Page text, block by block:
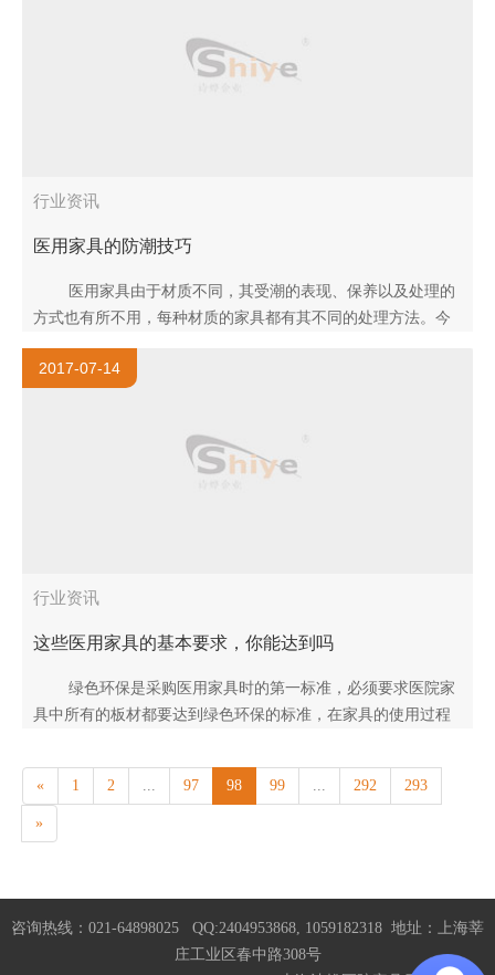
行业资讯
医用家具的防潮技巧
医用家具由于材质不同，其受潮的表现、保养以及处理的
方式也有所不用，每种材质的家具都有其不同的处理方法。今
天山东家具厂家——国之景专业的技术人员和大家分享一下关
于..
2017-07-14
行业资讯
这些医用家具的基本要求，你能达到吗
绿色环保是采购医用家具时的第一标准，必须要求医院家
具中所有的板材都要达到绿色环保的标准，在家具的使用过程
院家具包含了..
«
1 2 ... 97 98 99 ... 292 293
»
咨询热线：021-64898025 QQ:2404953868, 1059182318 地址：上海莘
庄工业区春中路308号